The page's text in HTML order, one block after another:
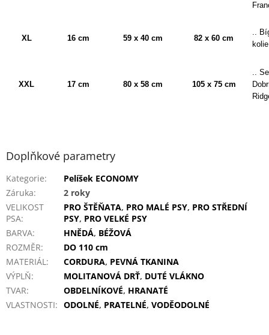
XL 16 cm 59 x 40 cm 82 x 60 cm
..
XXL 17 cm 80 x 58 cm 105 x 75 cm
..
Doplňkové parametry
Kategorie:
Pelíšek ECONOMY
Záruka:
2 roky
VELIKOST
PSA:
PRO ŠTĚŇATA, PRO MALÉ PSY, PRO STŘEDNÍ
PSY, PRO VELKÉ PSY
BARVA: HNĚDÁ, BÉŽOVÁ
ROZMĚR:
DO 110 cm
MATERIÁL: CORDURA, PEVNÁ TKANINA
VÝPLŇ: MOLITANOVÁ DRŤ, DUTÉ VLÁKNO
TVAR: OBDELNÍKOVÉ, HRANATÉ
VLASTNOSTI: ODOLNÉ, PRATELNÉ, VODĚODOLNÉ